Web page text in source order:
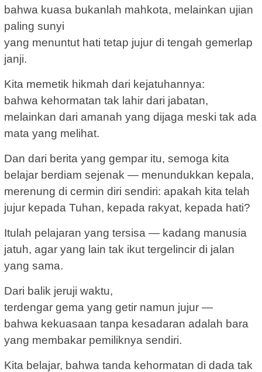
bahwa kuasa bukanlah mahkota, melainkan ujian
paling sunyi
yang menuntut hati tetap jujur di tengah gemerlap
janji.
Kita memetik hikmah dari kejatuhannya:
bahwa kehormatan tak lahir dari jabatan,
melainkan dari amanah yang dijaga meski tak ada
mata yang melihat.
Dan dari berita yang gempar itu, semoga kita
belajar berdiam sejenak — menundukkan kepala,
merenung di cermin diri sendiri: apakah kita telah
jujur kepada Tuhan, kepada rakyat, kepada hati?
Itulah pelajaran yang tersisa — kadang manusia
jatuh, agar yang lain tak ikut tergelincir di jalan
yang sama.
Dari balik jeruji waktu,
terdengar gema yang getir namun jujur —
bahwa kekuasaan tanpa kesadaran adalah bara
yang membakar pemiliknya sendiri.
Kita belajar, bahwa tanda kehormatan di dada tak